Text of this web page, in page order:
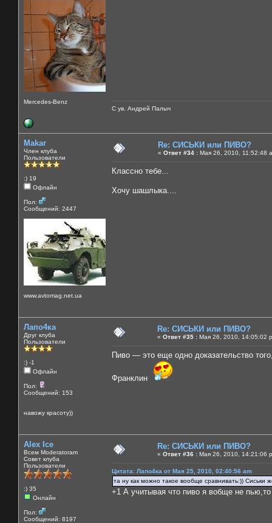
Mercedes-Benz
С ув. Андрей Палыч
Makar
Член клуба
Пользователи
:) 19
Офлайн
Пол:
Сообщений: 2447
www.avtomag.net.ua
Re: СИСЬКИ или ПИВО?
« Ответ #34 : Мая 26, 2010, 11:52:48
Классно тебе...
Хочу шашлыка....
Лапо4ка
Друг клуба
Пользователи
:) -1
Офлайн
Пол:
Сообщений: 153
навожу красоту))
Re: СИСЬКИ или ПИВО?
« Ответ #35 : Мая 26, 2010, 14:05:02
Пиво — это еще одно доказательство
Франклин
Alex Ice
Всем Moderatoram
Совет клуба
Пользователи
:) 35
Онлайн
Пол:
Сообщений: 8197
Re: СИСЬКИ или ПИВО?
« Ответ #36 : Мая 26, 2010, 14:21:06
Цитата: Лапо4ка от Мая 25, 2010, 02:40:56 am
та ну как можно такое вообще сравнивать:)) Сиськи
+1 А учитывая что пиво я вобще не